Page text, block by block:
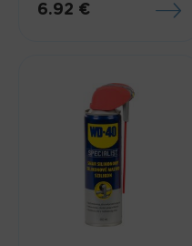
6.92 €